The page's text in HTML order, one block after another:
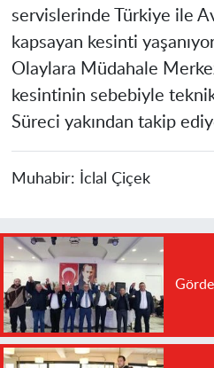
servislerinde Türkiye ile
kapsayan kesinti
Olaylara Müdahale
kesintinin sebebiyle
Süreci yakından takip
Muhabir: İclal Çiçek